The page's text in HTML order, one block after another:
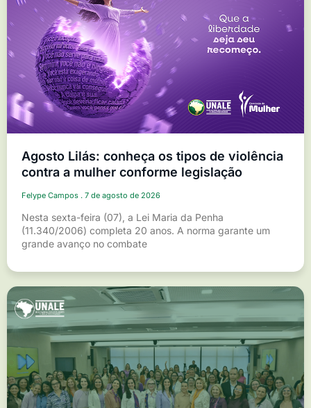
Agosto Lilás: conheça os tipos de violência
contra a mulher conforme legislação
Felype Campos 7 de agosto de 2026
Nesta sexta-feira (07), a Lei Maria da Penha
(11.340/2006) completa 20 anos. A norma garante um
grande avanço no combate